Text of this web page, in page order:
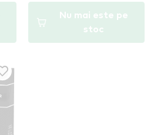
Nu mai este pe
stoc